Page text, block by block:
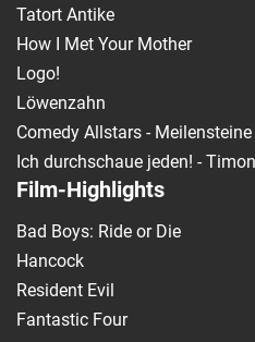
Tatort Antike
How I Met Your Mother
Logo!
Löwenzahn
Comedy Allstars -
Ich durchschaue jeden! -
Film-Highlights
Bad Boys: Ride or Die
Hancock
Resident Evil
Fantastic Four